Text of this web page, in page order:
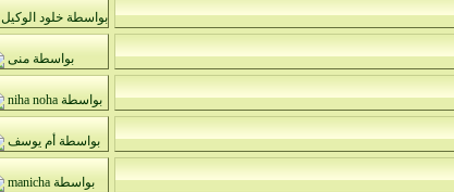
بواسطةخلود الوكيل
بواسطةمنى
بواسطةniha noha
بواسطة أم يوسف
بواسطةmanicha